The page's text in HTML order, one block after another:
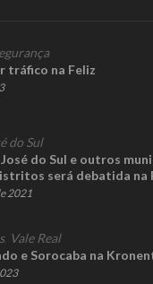
tráfico na Feliz
do Sul
do Sul e outros
será debatida na
2021
, Vale Real
e Sorocaba na